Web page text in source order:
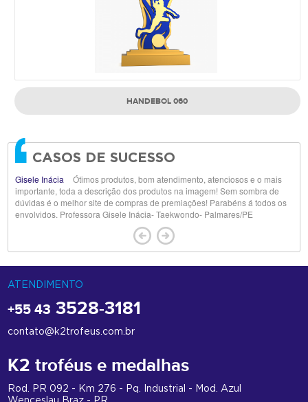
HANDEBOL 060
CASOS DE SUCESSO
Gisele Inácia
Ótimos produtos, bom atendimento, atenciosos e o mais
importante, toda a descrição dos produtos na imagem! Sem sombra de
dúvidas é o melhor site de compras de premiações! Parabéns á todos os
envolvidos. Professora Gisele Inácia- Taekwondo- Palmares/PE
ATENDIMENTO
+55 43 3528-3181
contato@k2trofeus.com.br
K2 troféus e medalhas
Rod. PR 092 - Km 276 - Pq. Industrial - Mod. Azul